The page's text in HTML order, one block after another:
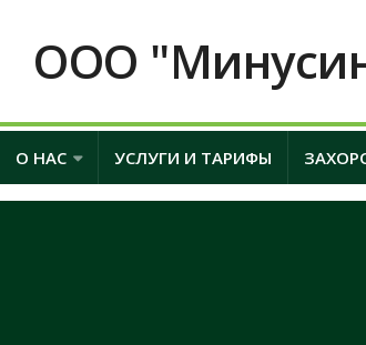
ООО
О НАС УСЛУГИ И ТАРИФЫ